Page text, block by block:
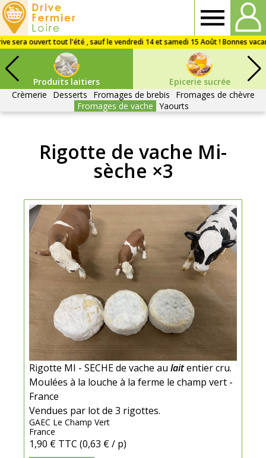
Loire
Produits laitiers
Epicerie sucrée
Crèmerie
Desserts Fromages de brebis
Fromages de chèvre
Fromages de vache Yaourts
Rigotte de vache Mi-
sèche ×3
Rigotte MI - SECHE de vache au laitentier cru.
Moulées à la louche à la ferme le champ vert -
France
Vendues par lot de 3 rigottes.
GAEC Le Champ Vert
France
1,90 € TTC (0,63 € / p)